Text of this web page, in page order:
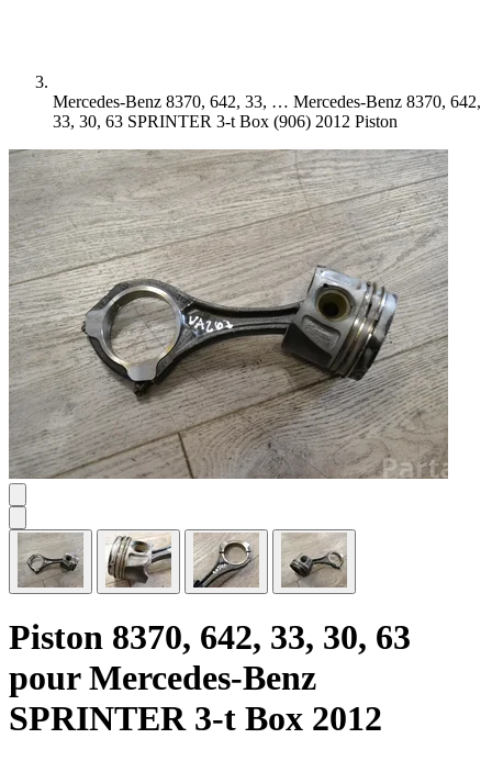
Mercedes-Benz 8370, 642, 33, … Mercedes-Benz 8370, 642,
33, 30, 63 SPRINTER 3-t Box (906) 2012 Piston
Piston 8370, 642, 33, 30, 63
pour Mercedes-Benz
SPRINTER 3-t Box 2012